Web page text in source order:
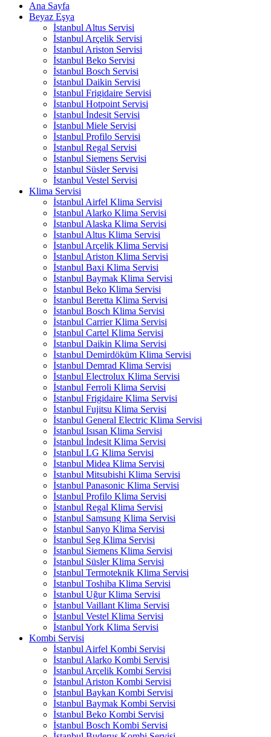
Ana Sayfa
Beyaz Eşya
İstanbul Altus Servisi
İstanbul Arçelik Servisi
İstanbul Ariston Servisi
İstanbul Beko Servisi
İstanbul Bosch Servisi
İstanbul Daikin Servisi
İstanbul Frigidaire Servisi
İstanbul Hotpoint Servisi
İstanbul İndesit Servisi
İstanbul Miele Servisi
İstanbul Profilo Servisi
İstanbul Regal Servisi
İstanbul Siemens Servisi
İstanbul Süsler Servisi
İstanbul Vestel Servisi
Klima Servisi
İstanbul Airfel Klima Servisi
İstanbul Alarko Klima Servisi
İstanbul Alaska Klima Servisi
İstanbul Altus Klima Servisi
İstanbul Arçelik Klima Servisi
İstanbul Ariston Klima Servisi
İstanbul Baxi Klima Servisi
İstanbul Baymak Klima Servisi
İstanbul Beko Klima Servisi
İstanbul Beretta Klima Servisi
İstanbul Bosch Klima Servisi
İstanbul Carrier Klima Servisi
İstanbul Cartel Klima Servisi
İstanbul Daikin Klima Servisi
İstanbul Demirdöküm Klima Servisi
İstanbul Demrad Klima Servisi
İstanbul Electrolux Klima Servisi
İstanbul Ferroli Klima Servisi
İstanbul Frigidaire Klima Servisi
İstanbul Fujitsu Klima Servisi
İstanbul General Electric Klima Servisi
İstanbul Isısan Klima Servisi
İstanbul İndesit Klima Servisi
İstanbul LG Klima Servisi
İstanbul Midea Klima Servisi
İstanbul Mitsubishi Klima Servisi
İstanbul Panasonic Klima Servisi
İstanbul Profilo Klima Servisi
İstanbul Regal Klima Servisi
İstanbul Samsung Klima Servisi
İstanbul Sanyo Klima Servisi
İstanbul Seg Klima Servisi
İstanbul Siemens Klima Servisi
İstanbul Süsler Klima Servisi
İstanbul Termoteknik Klima Servisi
İstanbul Toshiba Klima Servisi
İstanbul Uğur Klima Servisi
İstanbul Vaillant Klima Servisi
İstanbul Vestel Klima Servisi
İstanbul York Klima Servisi
Kombi Servisi
İstanbul Airfel Kombi Servisi
İstanbul Alarko Kombi Servisi
İstanbul Arçelik Kombi Servisi
İstanbul Ariston Kombi Servisi
İstanbul Baykan Kombi Servisi
İstanbul Baymak Kombi Servisi
İstanbul Beko Kombi Servisi
İstanbul Bosch Kombi Servisi